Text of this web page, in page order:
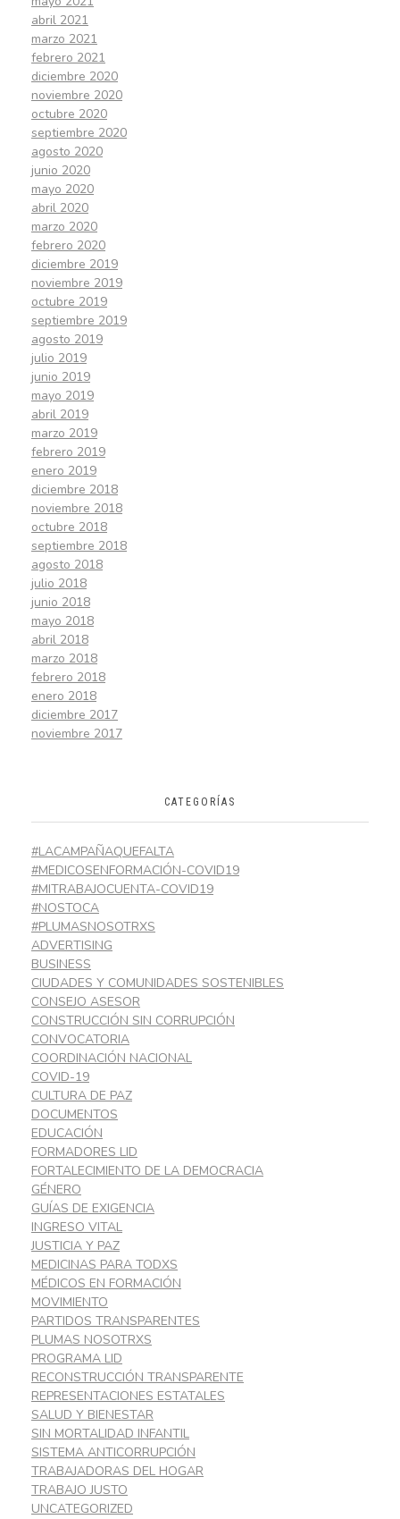
abril 2021
marzo 2021
febrero 2021
diciembre 2020
noviembre 2020
octubre 2020
septiembre 2020
agosto 2020
junio 2020
mayo 2020
abril 2020
marzo 2020
febrero 2020
diciembre 2019
noviembre 2019
octubre 2019
septiembre 2019
agosto 2019
julio 2019
junio 2019
mayo 2019
abril 2019
marzo 2019
febrero 2019
enero 2019
diciembre 2018
noviembre 2018
octubre 2018
septiembre 2018
agosto 2018
julio 2018
junio 2018
mayo 2018
abril 2018
marzo 2018
febrero 2018
enero 2018
diciembre 2017
noviembre 2017
CATEGORÍAS
#LACAMPAÑAQUEFALTA
#MEDICOSENFORMACIÓN-COVID19
#MITRABAJOCUENTA-COVID19
#NOSTOCA
#PLUMASNOSOTRXS
ADVERTISING
BUSINESS
CIUDADES Y COMUNIDADES SOSTENIBLES
CONSEJO ASESOR
CONSTRUCCIÓN SIN CORRUPCIÓN
CONVOCATORIA
COORDINACIÓN NACIONAL
COVID-19
CULTURA DE PAZ
DOCUMENTOS
EDUCACIÓN
FORMADORES LID
FORTALECIMIENTO DE LA DEMOCRACIA
GÉNERO
GUÍAS DE EXIGENCIA
INGRESO VITAL
JUSTICIA Y PAZ
MEDICINAS PARA TODXS
MÉDICOS EN FORMACIÓN
MOVIMIENTO
PARTIDOS TRANSPARENTES
PLUMAS NOSOTRXS
PROGRAMA LID
RECONSTRUCCIÓN TRANSPARENTE
REPRESENTACIONES ESTATALES
SALUD Y BIENESTAR
SIN MORTALIDAD INFANTIL
SISTEMA ANTICORRUPCIÓN
TRABAJADORAS DEL HOGAR
TRABAJO JUSTO
UNCATEGORIZED